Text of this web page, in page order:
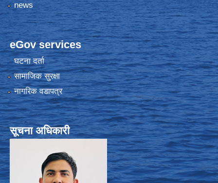
news
eGov services
घटना दर्ता
सामाजिक सुरक्षा
नागरिक वडापत्र
सूचना अधिकारी